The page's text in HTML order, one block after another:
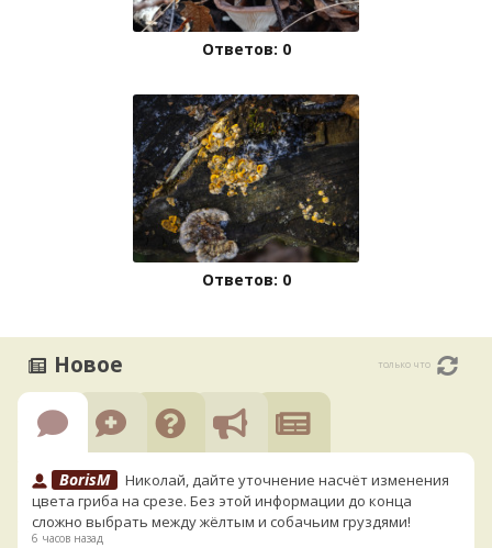
Ответов: 0
Ответов: 0
Новое только что
BorisM
Николай, дайте уточнение насчёт изменения
цвета гриба на срезе. Без этой информации до конца
сложно выбрать между жёлтым и собачьим груздями!
6 часов назад